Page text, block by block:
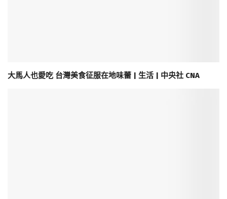
大馬人也愛吃 台灣美食征服在地味蕾 | 生活 | 中央社 CNA